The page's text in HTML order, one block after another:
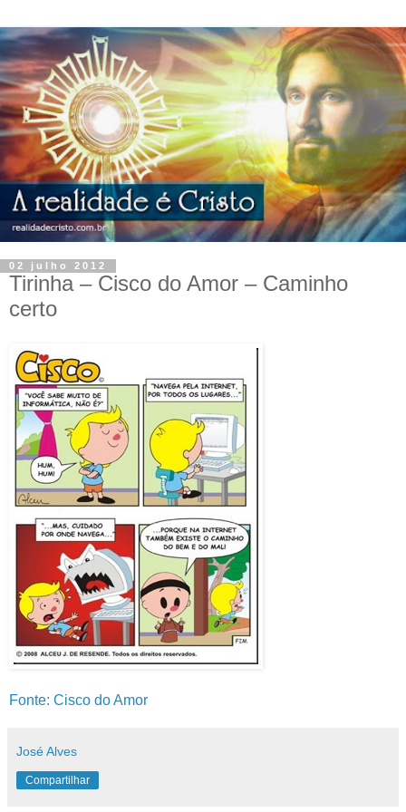
02 julho 2012
Tirinha – Cisco do Amor – Caminho
certo
Fonte: Cisco do Amor
José Alves
Compartilhar